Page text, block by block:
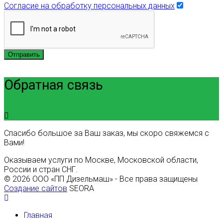
Согласие на обработку персональных данных
Отправить
Обратная связь
Спасибо большое за Ваш заказ, мы скоро свяжемся с
Вами!
Оказываем услуги по Москве, Московской области,
России и стран СНГ.
© 2026 ООО «ПП Дизельмаш» - Все права защищены
Создание сайтов SEORA
Главная